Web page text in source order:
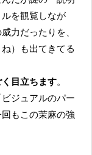
を観覧しなが
力だったりを、
）も出てきてる
目立ちます。
ジュアルのパー
もこの茉麻の強